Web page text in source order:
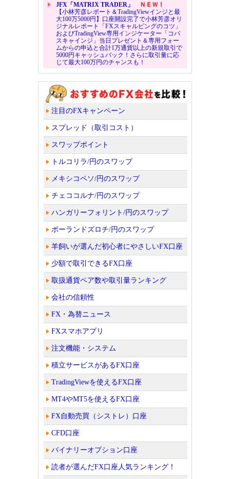
JFX「MATRIX TRADER」
ＮＥＷ！
【小林芳彦レポート＆TradingViewインジと最
大100万5000円】口座開設完了で小林芳彦オリ
ジナルレポート「FXスキャルピングのコツ」
およびTradingView専用インジケーター「コバ
スキャインジ」当日プレゼント＆専用フォー
ムからの申込と合計1万通貨以上の新規取引で
5000円キャッシュバック！さらに取引量に応
じて最大100万円のチャンスも！
注目のFXキャンペーン
スプレッド（取引コスト）
スワップポイント
トルコリラ/円のスワップ
メキシコペソ/円のスワップ
チェココルナ/円のスワップ
ハンガリーフォリント/円のスワップ
ポーランドズロチ/円のスワップ
羊飼いが選んだ初心者にやさしいFX口座
少額で取引できるFX口座
取扱通貨ペア数や取引量ランキング
会社の信頼性
FX・為替ニュース
FXスマホアプリ
注文機能・システム
積立サービスがあるFX口座
TradingViewを使えるFX口座
MT4やMT5を使えるFX口座
FX自動売買（シストレ）口座
CFD口座
バイナリーオプション口座
読者が選んだFX口座人気ランキング！